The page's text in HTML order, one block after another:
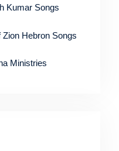
Songs
Hebron Songs
Ministries